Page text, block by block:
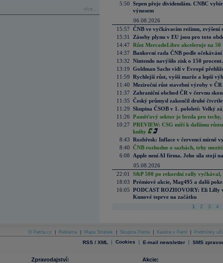
více...
5:50 Srpen přeje dividendám. CNBC
výnosem
06.08.2026
15:57 ČNB ve vyčkávacím režimu, zvýšení
15:31
Zásoby plynu v EU jsou pro toto
14:47 Růst MercadoLibre akceleruje na
14:37 Bankovní rada ČNB podle
13:32 Nintendo navýšilo zisk o 150
13:19 Goldman Sachs vidí v Evropě
11:59 Rychlejší růst, vyšší marže a lepší
11:40 Meziroční růst stavební výroby v
11:37
Zahraniční obchod ČR v červnu
11:35 Český průmysl zakončil druhé
11:29 Skupina ČSOB v 1. pololetí: Velký
11:26 Paměťový sektor je brzda pro techy,
10:27 PREVIEW: CSG míří k dalšímu
knihy
8:43 Rozbřesk: Inflace v červenci mírně
8:40 ČNB rozhodne o sazbách, trhy
6:08
Apple není AI firma. Jeho síla stojí
05.08.2026
22:01
S&P 500 po rekordní rally vyčkával,
18:03 Prémiové akcie, Mag495 a další
16:05 PODCAST ROZHOVORY: Eli Lilly
Kunové teprve na začátku
1 2 3 4
O Patria.cz Reklama Mapa Stránek Skupina Patria Kariéra v Patrii Podmínky
RSS / XML | Cookies | E-mail newsletter | SMS
Zpravodajství:
Akcie: